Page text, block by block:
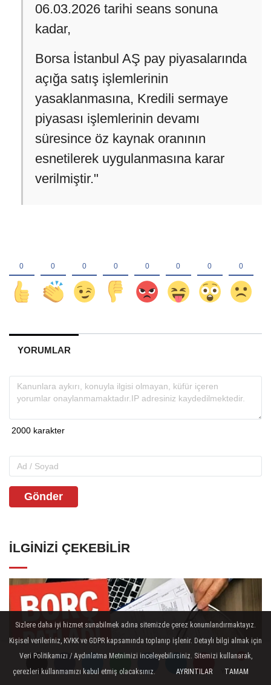
Yorumlar
Yorumlar
Yorumlar
06.03.2026 tarihi seans sonuna
kadar,
Borsa İstanbul AŞ pay piyasalarında
açığa satış işlemlerinin
yasaklanmasına, Kredili sermaye
piyasası işlemlerinin devamı
süresince öz kaynak oranının
esnetilerek uygulanmasına karar
verilmiştir."
YORUMLAR
Gönder
İLGINIZI ÇEKEBILIR
Sizlere daha iyi hizmet sunabilmek adına sitemizde çerez konumlandırmaktayız.
Kişisel verileriniz, KVKK ve GDPR kapsamında toplanıp işlenir. Detaylı bilgi almak için
Veri Politikamızı / Aydınlatma Metnimizi inceleyebilirsiniz. Sitemizi kullanarak,
çerezleri kullanmamızı kabul etmiş olacaksınız.
AYRINTILAR TAMAM